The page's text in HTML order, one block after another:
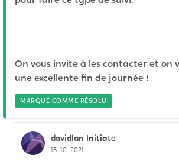
On vous invite à les contacter et on
une excellente fin de journée !
MARQUÉ COMME RÉSOLU
davidlan Initiate
15-10-2021